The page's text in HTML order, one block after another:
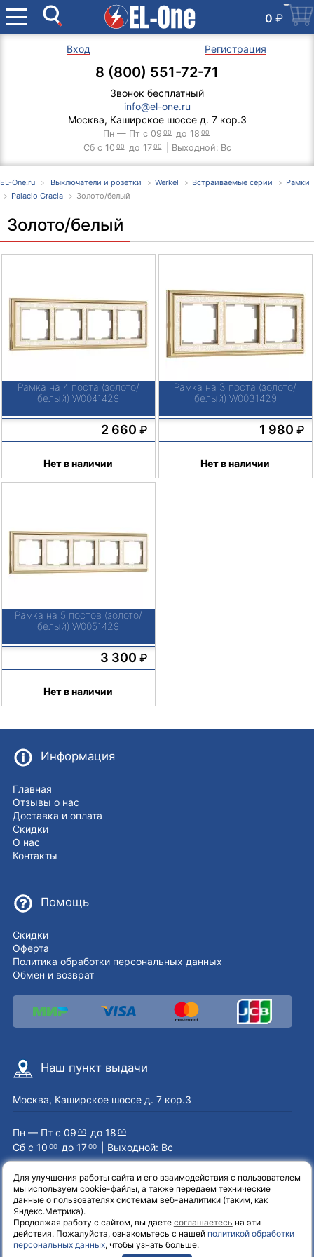
0 ₽
Вход Регистрация
8 (800) 551-72-71
Звонок бесплатный
info@el-one.ru
Москва, Каширское шоссе д. 7 кор.3
Пн — Пт с 09 00 до 18 00
Сб с 10 00 до 17 00 | Выходной: Вс
EL-One.ru Выключатели и розетки Werkel Встраиваемые серии
Рамки
Palacio Gracia
Золото/белый
Золото/белый
Рамка на 4 поста (золото/
белый) W0041429
2 660 ₽
Нет в наличии
Рамка на 3 поста (золото/
белый) W0031429
1 980 ₽
Нет в наличии
Рамка на 5 постов (золото/
белый) W0051429
3 300 ₽
Нет в наличии
Информация
Главная
Отзывы о нас
Доставка и оплата
Скидки
О нас
Контакты
Помощь
Скидки
Оферта
Политика обработки персональных данных
Обмен и возврат
Наш пункт выдачи
Москва, Каширское шоссе д. 7 кор.3
Пн — Пт с 09 00 до 18 00
Сб с 10 00 до 1700 | Выходной: Вс
Наши контакты
8 (800) 551-72-71
info@el-one.ru
Для улучшения работы сайта и его взаимодействия с пользователем
мы используем cookie-файлы, а также передаем технические
данные о пользователях системам веб-аналитики (таким, как
Яндекс.Метрика).
Продолжая работу с сайтом, вы даете соглашаетесь на эти
действия. Пожалуйста, ознакомьтесь с нашей политикой обработки
персональных данных, чтобы узнать больше.